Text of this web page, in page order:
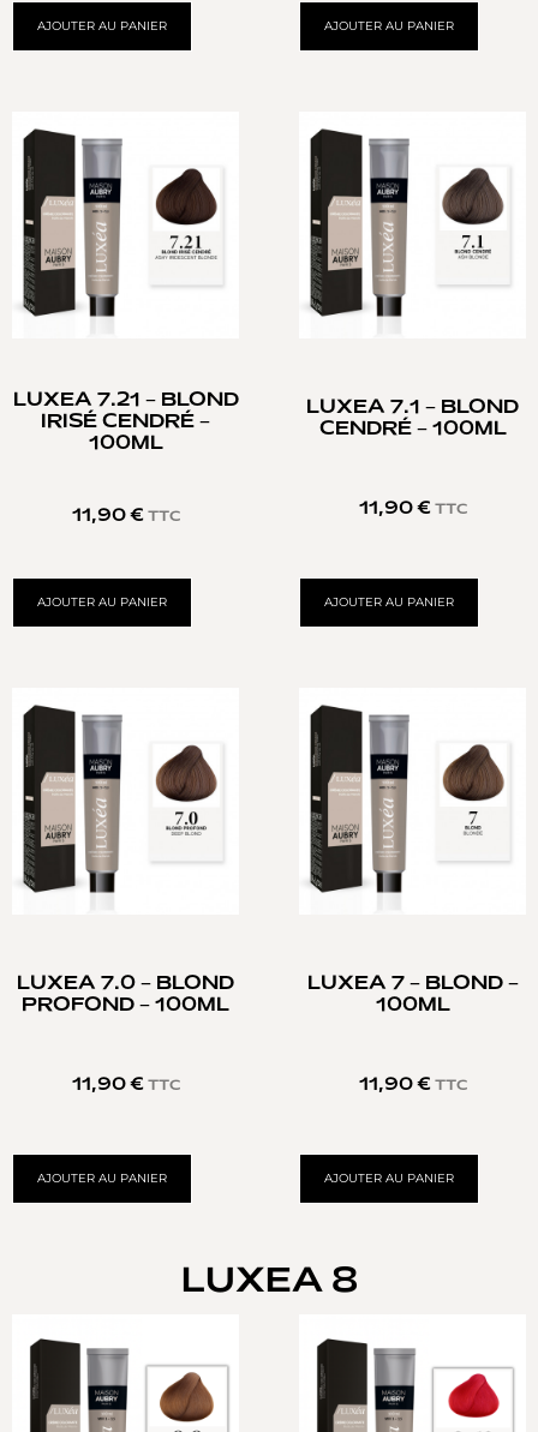
AJOUTER AU PANIER AJOUTER AU PANIER
LUXEA 7.21 – BLOND
IRISÉ CENDRÉ –
100ML
11,90 € TTC
AJOUTER AU PANIER
LUXEA 7.1 – BLOND
CENDRÉ – 100ML
11,90 € TTC
AJOUTER AU PANIER
LUXEA 7.0 – BLOND
PROFOND – 100ML
11,90 € TTC
AJOUTER AU PANIER
LUXEA 7 – BLOND –
100ML
11,90 € TTC
AJOUTER AU PANIER
LUXEA 8